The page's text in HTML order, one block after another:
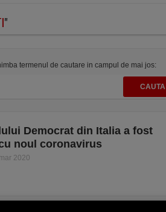
"
termenul de cautare in campul de mai jos:
Democrat din Italia a fost
noul coronavirus
2020